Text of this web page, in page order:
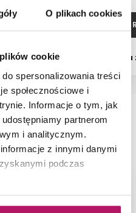
O plikach cookies
cookie
spersonalizowania treści
społecznościowe i
Informacje o tym, jak
partnerom
i analitycznym.
z innymi danymi
podczas
ZOBACZ